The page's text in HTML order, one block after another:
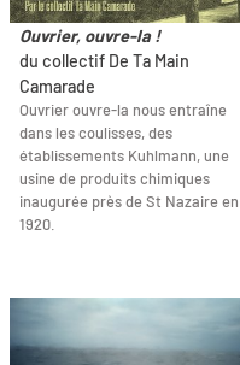
Ouvrier, ouvre-la !
du collectif De Ta Main
Camarade
Ouvrier ouvre-la nous entraîne
dans les coulisses, des
établissements Kuhlmann, une
usine de produits chimiques
inaugurée près de St Nazaire en
1920.